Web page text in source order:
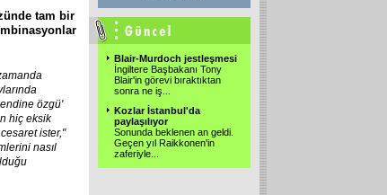
tam bir
özgü'
hiç eksik
ister,"
nasıl
Blair-Murdoch jestleşmesi
İngiltere Başbakanı Tony
Blair'in görevi bıraktıktan
sonra ne iş
Kozlar İstanbul'da
paylaşılıyor
Sonunda beklenen an geldi.
Geçen yıl Raikkonen'in
zaferiyle